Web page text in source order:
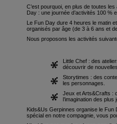
C’est pourquoi, en plus de toutes
Day : une journée d’activités 100 %
Le Fun Day dure 4 heures le matin
organisés par âge (de 3 à 6 ans et
Nous proposons les activités
Little Chef : des
découvrir de
Storytimes : des
les personnages.
Jeux et Arts&Crafts :
l’imagination des plus
Kids&Us Gerpinnes organise le
spécial en notre compagnie, vous